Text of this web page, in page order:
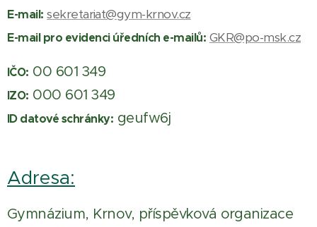
E-mail: sekretariat@gym-krnov.cz
E-mail pro evidenci úředních e-mailů: GKR@po-msk.cz
IČO: 00 601 349
IZO: 000 601 349
ID datové schránky: geufw6j
Adresa:
Gymnázium, Krnov, příspěvková organizace